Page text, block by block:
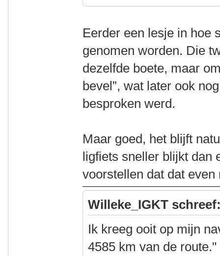
Eerder een lesje in hoe
genomen worden. Die
dezelfde boete, maar
bevel”, wat later ook
besproken werd.
Maar goed, het blijft
ligfiets sneller blijkt dan
voorstellen dat dat
Willeke_IGKT
Ik kreeg ooit op mijn
4585 km van de